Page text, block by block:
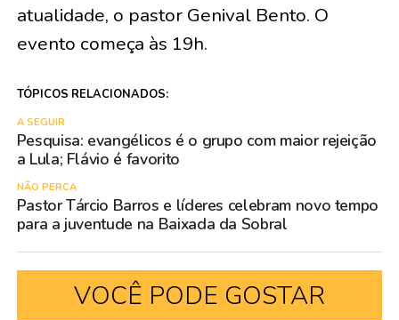
atualidade, o pastor Genival Bento. O
evento começa às 19h.
TÓPICOS RELACIONADOS:
A SEGUIR
Pesquisa: evangélicos é o grupo com maior rejeição
a Lula; Flávio é favorito
NÃO PERCA
Pastor Tárcio Barros e líderes celebram novo tempo
para a juventude na Baixada da Sobral
VOCÊ PODE GOSTAR